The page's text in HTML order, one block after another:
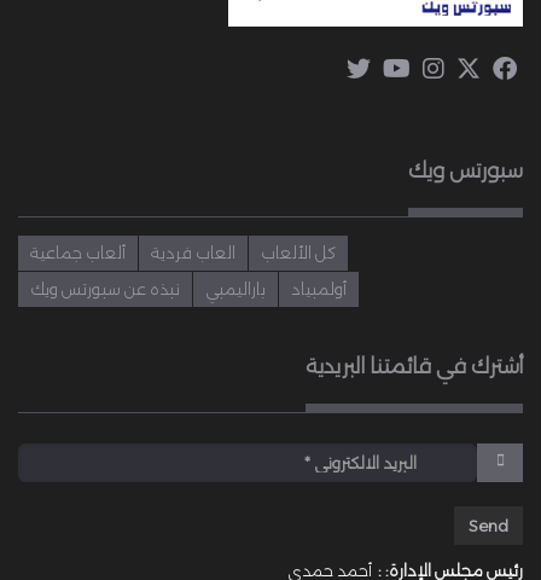
سبورتس ويك
ألعاب جماعية العاب فردية
كل الألعاب
نبذه عن سبورتس ويك
باراليمبي أولمبياد
أشترك في قائمتنا البريدية
رئيس مجلس الإدارة: : أحمد حمدى